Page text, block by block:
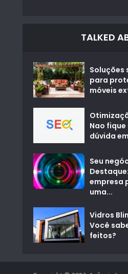
TALKED
Soluções
para
móveis
Nao fique
dúvida
Seu
empresa
uma...
Vidros
Você
feitos?